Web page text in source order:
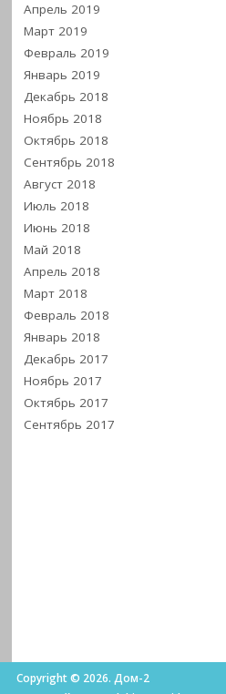
Апрель 2019
Март 2019
Февраль 2019
Январь 2019
Декабрь 2018
Ноябрь 2018
Октябрь 2018
Сентябрь 2018
Август 2018
Июль 2018
Июнь 2018
Май 2018
Апрель 2018
Март 2018
Февраль 2018
Январь 2018
Декабрь 2017
Ноябрь 2017
Октябрь 2017
Сентябрь 2017
Copyright © 2026. Дом-2